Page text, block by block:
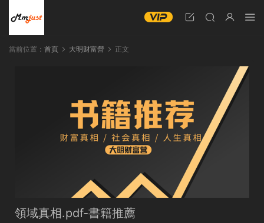
當前位置： 首頁 大明财富營 正文
領域真相.pdf-書籍推薦